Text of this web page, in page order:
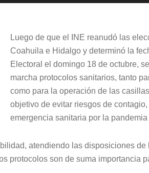
Luego de que el INE reanudó las
Coahuila e Hidalgo y determinó la
Electoral el domingo 18 de octubre,
marcha protocolos sanitarios, tanto
como para la operación de las
objetivo de evitar riesgos de
emergencia sanitaria por la
atendiendo las disposiciones de
protocolos son de suma importancia